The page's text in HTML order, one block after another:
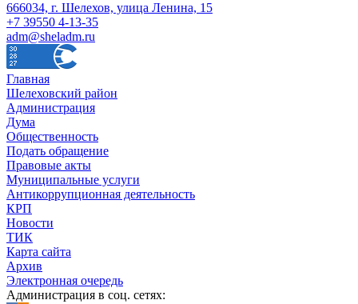
666034, г. Шелехов, улица Ленина, 15
+7 39550 4-13-35
adm@sheladm.ru
Главная
Шелеховский район
Администрация
Дума
Общественность
Подать обращение
Правовые акты
Муниципальные услуги
Антикоррупционная деятельность
КРП
Новости
ТИК
Карта сайта
Архив
Электронная очередь
Администрация в соц. сетях: